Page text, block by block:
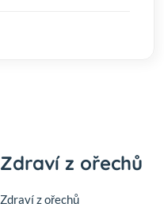
Zdraví z ořechů
Zdraví z ořechů